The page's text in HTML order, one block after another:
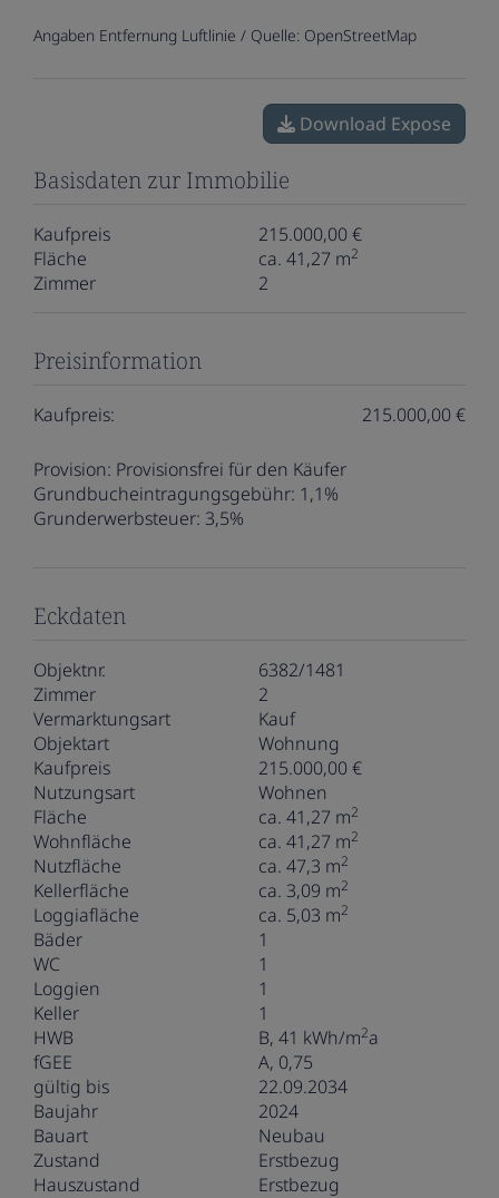
Angaben Entfernung Luftlinie / Quelle: OpenStreetMap
Download Expose
Basisdaten zur Immobilie
Kaufpreis
215.000,00 €
Fläche
ca. 41,27 m2
Zimmer 2
Preisinformation
Kaufpreis: 215.000,00 €
Provision: Provisionsfrei für den Käufer
Grundbucheintragungsgebühr: 1,1%
Grunderwerbsteuer: 3,5%
Eckdaten
Objektnr.
6382/1481
Zimmer
2
Vermarktungsart
Kauf
Objektart
Wohnung
Kaufpreis
215.000,00 €
Nutzungsart
Wohnen
Fläche
ca. 41,27 m2
Wohnfläche ca. 41,27 m2
Nutzfläche ca. 47,3 m2
Kellerfläche ca. 3,09 m2
Loggiafläche ca. 5,03 m2
Bäder
1
WC
1
Loggien
1
Keller
1
HWB
B, 41 kWh/m2a
fGEE
A, 0,75
gültig bis
22.09.2034
Baujahr
2024
Bauart
Neubau
Zustand
Erstbezug
Hauszustand
Erstbezug